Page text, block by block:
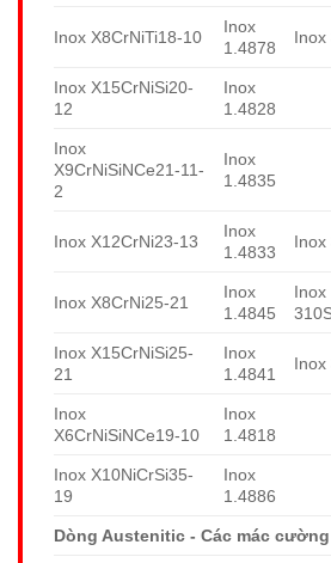
Inox X8CrNiTi18-10
Inox
1.4878
Inox
Inox X15CrNiSi20-
12
Inox
1.4828
Inox
X9CrNiSiNCe21-11-
2
Inox
1.4835
Inox X12CrNi23-13
Inox
1.4833
Inox
Inox X8CrNi25-21
Inox
1.4845
Inox
Inox X15CrNiSi25-
21
Inox
1.4841
Inox
Inox
X6CrNiSiNCe19-10
Inox
1.4818
Inox X10NiCrSi35-
19
Inox
1.4886
Dòng Austenitic - Các mác